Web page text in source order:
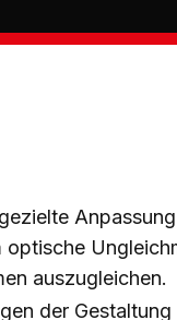
optische
auszugleichen.
der Gestaltung